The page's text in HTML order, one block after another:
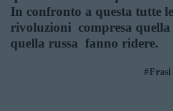
In confronto a questa tutte
rivoluzioni  compresa quella
quella russa  fanno ridere.
Frasi